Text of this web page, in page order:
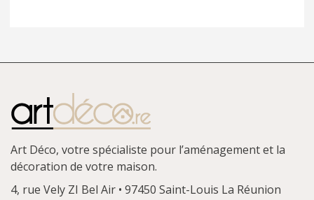
Art Déco, votre spécialiste pour l’aménagement et la
décoration de votre maison.
4, rue Vely ZI Bel Air • 97450 Saint-Louis La Réunion